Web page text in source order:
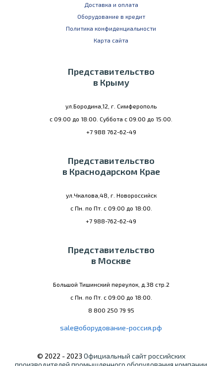
Доставка и оплата
Оборудование в кредит
Политика конфиденциальности
Карта сайта
Представительство
в Крыму
ул.Бородина,12, г. Симферополь
с 09:00 до 18:00. Суббота с 09:00 до 15:00.
+7 988 762-62-49
Представительство
в Краснодарском Крае
ул.Чкалова,48, г. Новороссийск
с Пн. по Пт. с 09:00 до 18:00.
+7 988-762-62-49
Представительство
в Москве
Большой Тишинский переулок, д.38 стр.2
с Пн. по Пт. с 09:00 до 18:00.
8 800 250 79 95
sale@оборудование-россия.рф
© 2022 - 2023 Официальный сайт российских